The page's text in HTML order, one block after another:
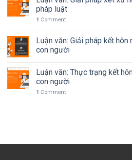
pháp luật
1 Comment
Luận văn: Giải pháp kết hôn
con người
Luận văn: Thực trạng kết
con người
1 Comment